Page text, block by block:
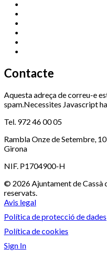
Contacte
Aquesta adreça de correu-e
spam.Necessites Javascript
Tel. 972 46 00 05
Rambla Onze de Setembre,
Girona
NIF. P1704900-H
© 2026 Ajuntament de Cassà
reservats.
Avis legal
Política de protecció de dades
Política de cookies
Sign In